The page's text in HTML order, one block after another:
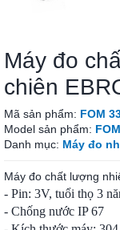
Máy đo
chiên
Mã sản phẩm: FOM
Model sản phẩm:
Danh mục: Máy đo
Máy đo chất lượng
- Pin: 3V, tuổi thọ 3
- Chống nước IP 67